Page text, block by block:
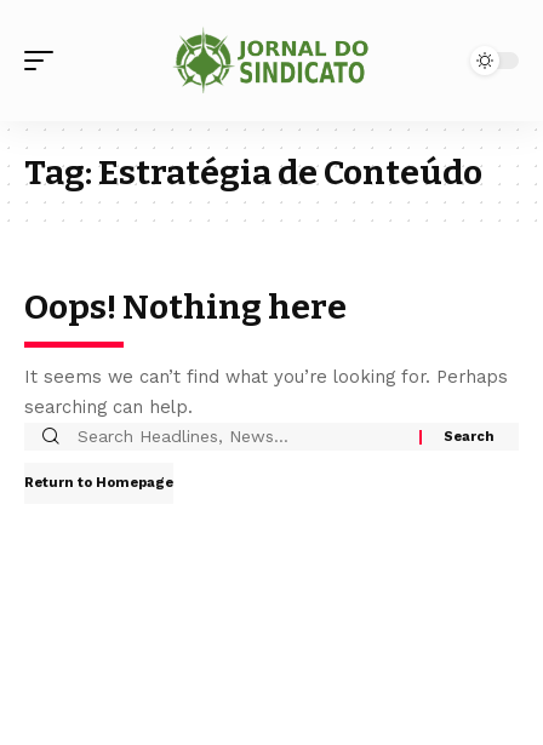
Tag:Estratégia de Conteúdo
Oops! Nothing here
It seems we can’t find what you’re looking for. Perhaps
searching can help.
Return to Homepage